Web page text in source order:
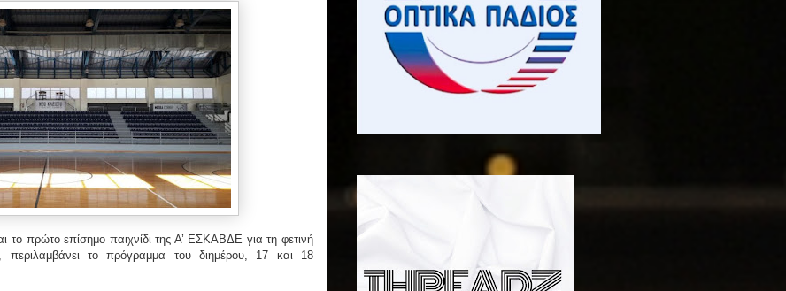
πρώτο επίσημο παιχνίδι της Α’ ΕΣΚΑΒΔΕ για τη φετινή
περιλαμβάνει το πρόγραμμα του διημέρου, 17 και 18